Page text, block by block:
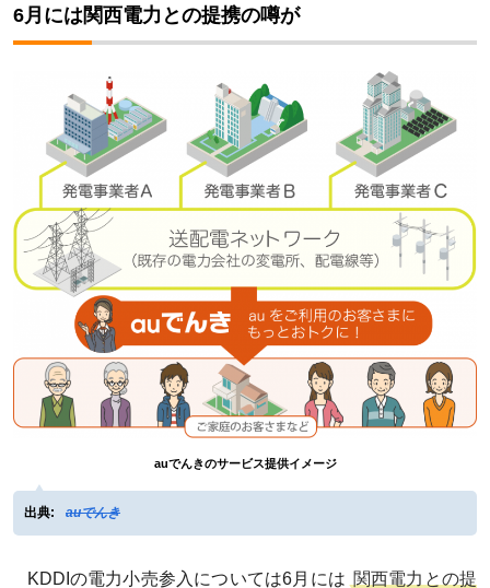
6月には関西電力との提携の噂が
auでんきのサービス提供イメージ
出典: auでんき
KDDIの電力小売参入については6月には 関西電力との提